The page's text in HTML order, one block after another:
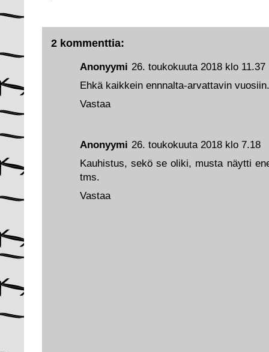
2 kommenttia:
Anonyymi 26. toukokuuta 2018 klo 7.18
Kauhistus, sekö se oliki, musta näytti
tms.
Vastaa
Anonyymi 26. toukokuuta 2018 klo 11.37
Ehkä kaikkein ennnalta-arvattavin vuosiin.
Vastaa